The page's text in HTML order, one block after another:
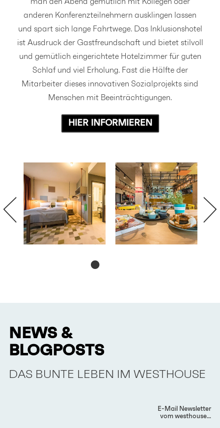
anderen Konferenzteilnehmern ausklingen lassen
und spart sich lange Fahrtwege. Das Inklusionshotel
ist Ausdruck der Gastfreundschaft und bietet stilvoll
und gemütlich eingerichtete Hotelzimmer für guten
Schlaf und viel Erholung. Fast die Hälfte der
Mitarbeiter dieses innovativen Sozialprojekts sind
Menschen mit Beeinträchtigungen.
HIER INFORMIEREN
NEWS &
BLOGPOSTS
DAS BUNTE LEBEN IM WESTHOUSE
E-Mail Newsletter
vom westhouse…